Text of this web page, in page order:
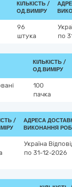
КІЛЬКІСТЬ /
ОД.ВИМІРУ
96
штука
по
КІЛЬКІСТЬ /
ОД.ВИМІРУ
100
пачка
/
АДРЕСА
ВИКОНАННЯ
Україна
по 31-12-2026